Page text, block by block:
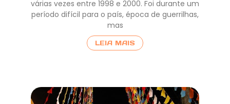
várias vezes entre 1998 e 2000. Foi durante um
período difícil para o país, época de guerrilhas,
mas
LEIA MAIS